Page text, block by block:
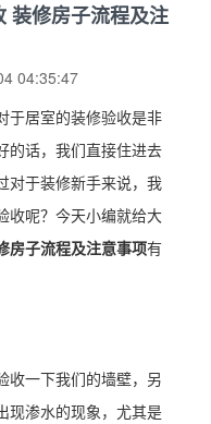
装修房子流程及注
04:35:47
于居室的装修验收是非
的话，我们直接住进去
对于装修新手来说，我
收呢？今天小编就给大
房子流程及注意事项有
收一下我们的墙壁，另
现渗水的现象，尤其是